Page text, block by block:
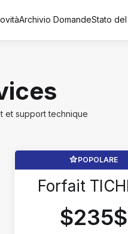
Archivio DomandeStato
et support technique
POPOLARE
Forfait
$235$